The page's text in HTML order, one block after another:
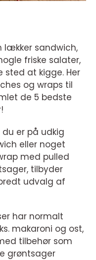
lækker sandwich,
friske salater,
sted at kigge. Her
og wraps til
de 5 bedste
du er på udkig
eller noget
med pulled
tilbyder
udvalg af
har normalt
makaroni og ost,
tilbehør som
grøntsager